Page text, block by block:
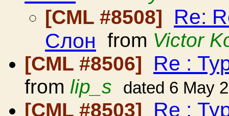
[CML #8508]
Re:
Слон from Victor
[CML #8506]
Re :
from lip_s dated 6 May
[CML #8503] Re :